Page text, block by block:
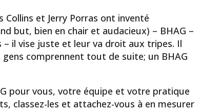
Collins et Jerry Porras ont inventé
but, bien en chair et audacieux) – BHAG –
– il vise juste et leur va droit aux tripes. Il
comprennent tout de suite; un BHAG
pour vous, votre équipe et votre pratique
classez-les et attachez-vous à en mesurer